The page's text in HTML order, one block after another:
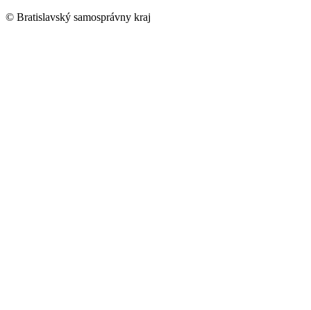
© Bratislavský samosprávny kraj